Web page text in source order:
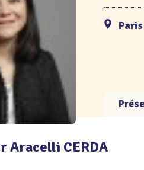
Aracelli CERDA